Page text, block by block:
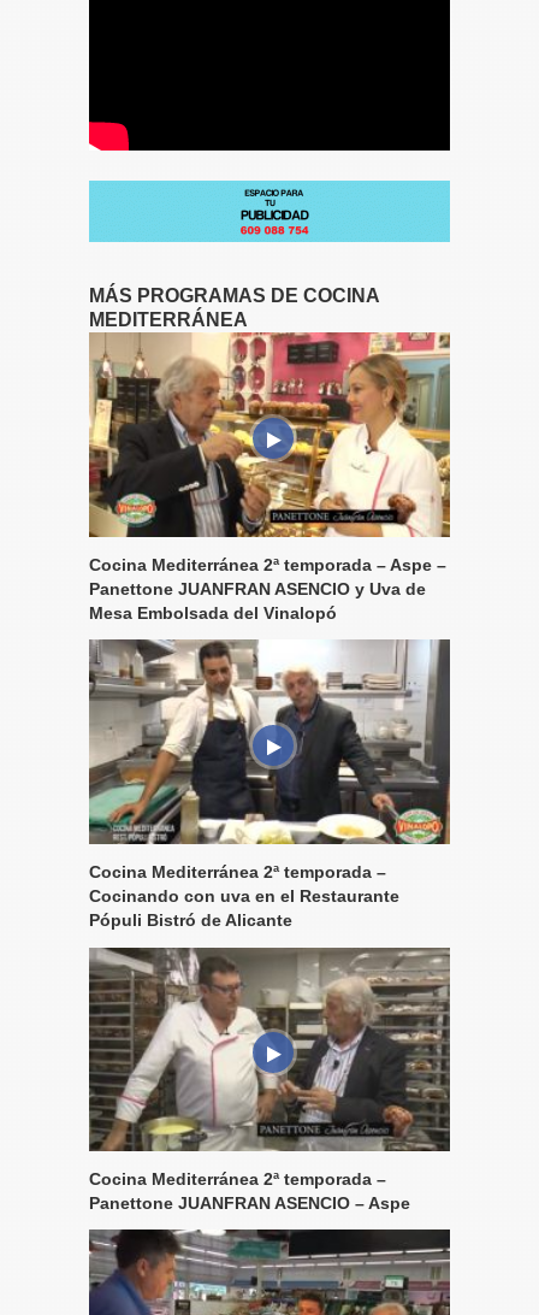
MÁS PROGRAMAS DE COCINA
MEDITERRÁNEA
Cocina Mediterránea 2ª temporada – Aspe –
Panettone JUANFRAN ASENCIO y Uva de
Mesa Embolsada del Vinalopó
Cocina Mediterránea 2ª temporada –
Cocinando con uva en el Restaurante
Pópuli Bistró de Alicante
Cocina Mediterránea 2ª temporada –
Panettone JUANFRAN ASENCIO – Aspe